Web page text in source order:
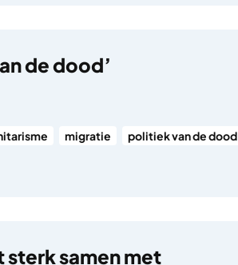
de dood’
migratie
politiek van de dood
sterk samen met